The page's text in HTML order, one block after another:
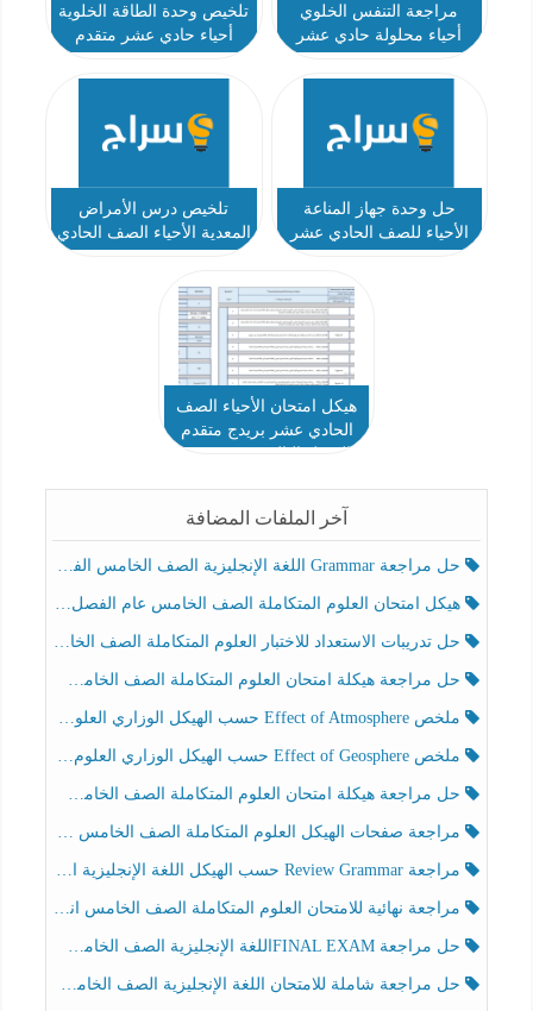
مراجعة التنفس الخلوي
أحياء محلولة حادي عشر
تلخيص وحدة الطاقة الخلوية
أحياء حادي عشر متقدم
حل وحدة جهاز المناعة
الأحياء للصف الحادي عشر
تلخيص درس الأمراض
المعدية الأحياء الصف الحادي
هيكل امتحان الأحياء الصف
الحادي عشر بريدج متقدم
آخر الملفات المضافة
حل مراجعة Grammar اللغة الإنجليزية الصف الخامس الفصل الثالث
هيكل امتحان العلوم المتكاملة الصف الخامس عام الفصل الدراسي الثالث 2025-2026
حل تدريبات الاستعداد للاختبار العلوم المتكاملة الصف الخامس عام الفصل الثالث
حل مراجعة هيكلة امتحان العلوم المتكاملة الصف الخامس انسبير الفصل الثالث
ملخص Effect of Atmosphere حسب الهيكل الوزاري العلوم المتكاملة الصف الخامس انسبير الفصل الثالث
ملخص Effect of Geosphere حسب الهيكل الوزاري العلوم المتكاملة الصف الخامس انسبير الفصل الثالث
حل مراجعة هيكلة امتحان العلوم المتكاملة الصف الخامس عام الفصل الثالث
مراجعة صفحات الهيكل العلوم المتكاملة الصف الخامس انسبير الفصل الثالث
مراجعة Review Grammar حسب الهيكل اللغة الإنجليزية الصف الخامس الفصل الثالث
مراجعة نهائية للامتحان العلوم المتكاملة الصف الخامس انسبير الفصل الثالث
حل مراجعة FINAL EXAMاللغة الإنجليزية الصف الخامس الفصل الثالث
حل مراجعة شاملة للامتحان اللغة الإنجليزية الصف الخامس الفصل الثالث